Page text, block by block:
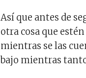
Así que antes de
otra cosa que
mientras se las
bajo mientras